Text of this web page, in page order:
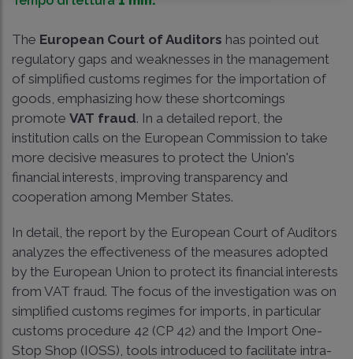
The European Court of Auditors has pointed out
regulatory gaps and weaknesses in the management
of simplified customs regimes for the importation of
goods, emphasizing how these shortcomings
promote VAT fraud. In a detailed report, the
institution calls on the European Commission to take
more decisive measures to protect the Union's
financial interests, improving transparency and
cooperation among Member States.
In detail, the report by the European Court of Auditors
analyzes the effectiveness of the measures adopted
by the European Union to protect its financial interests
from VAT fraud. The focus of the investigation was on
simplified customs regimes for imports, in particular
customs procedure 42 (CP 42) and the Import One-
Stop Shop (IOSS), tools introduced to facilitate intra-